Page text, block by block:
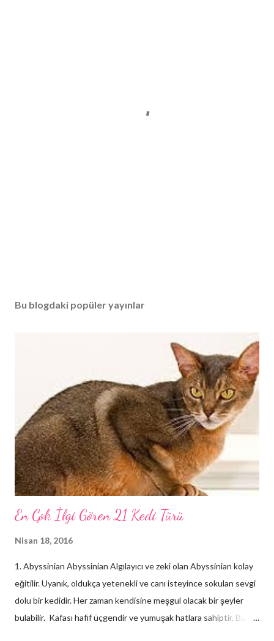
Bu blogdaki popüler yayınlar
En Çok İlgi Gören 21 Kedi Türü
Nisan 18, 2016
1. Abyssinian Abyssinian Algılayıcı ve zeki olan Abyssinian kolay
eğitilir. Uyanık, oldukça yetenekli ve canı isteyince sokulan sevgi
dolu bir kedidir. Her zaman kendisine meşgul olacak bir şeyler
bulabilir. Kafası hafif üçgendir ve yumuşak hatlara sahiptir. Burun